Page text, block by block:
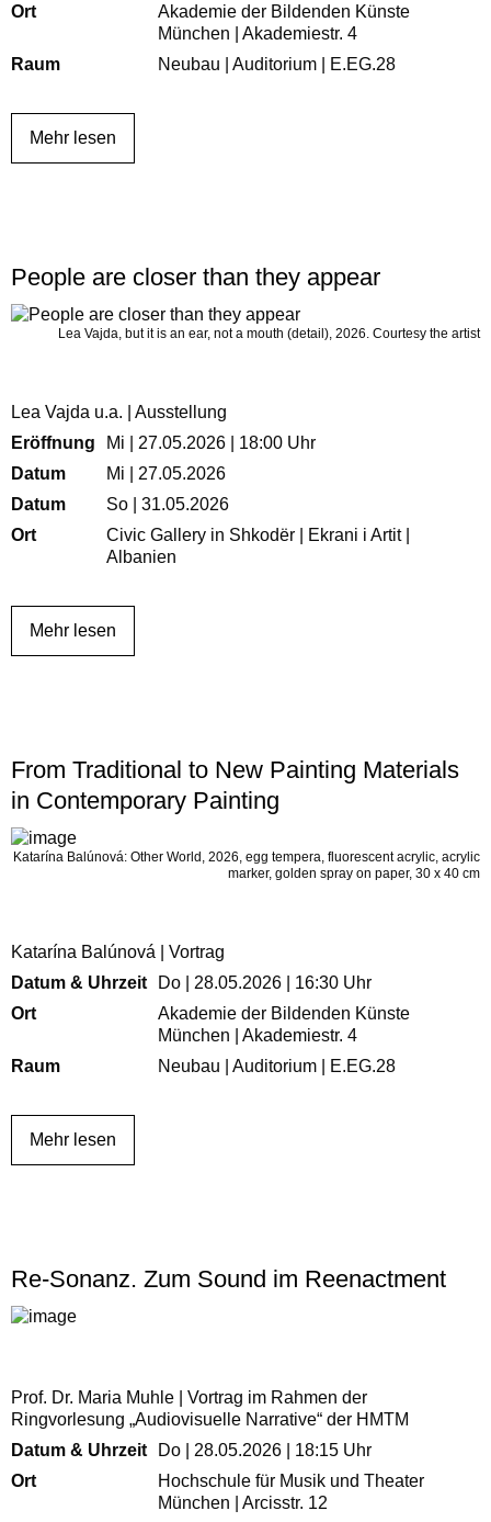
Ort
Akademie der Bildenden Künste
München | Akademiestr. 4
Raum
Neubau | Auditorium | E.EG.28
Mehr lesen
People are closer than they appear
Lea Vajda, but it is an ear, not a mouth (detail), 2026. Courtesy the artist
Lea Vajda u.a. | Ausstellung
Eröffnung
Mi | 27.05.2026 | 18:00 Uhr
Datum
Mi | 27.05.2026
Datum
So | 31.05.2026
Ort
Civic Gallery in Shkodër | Ekrani i Artit |
Albanien
Mehr lesen
From Traditional to New Painting Materials
in Contemporary Painting
Katarína Balúnová: Other World, 2026, egg tempera, fluorescent acrylic, acrylic
marker, golden spray on paper, 30 x 40 cm
Katarína Balúnová | Vortrag
Datum & Uhrzeit
Do | 28.05.2026 | 16:30 Uhr
Ort
Akademie der Bildenden Künste
München | Akademiestr. 4
Raum
Neubau | Auditorium | E.EG.28
Mehr lesen
Re-Sonanz. Zum Sound im Reenactment
Prof. Dr. Maria Muhle | Vortrag im Rahmen der
Ringvorlesung „Audiovisuelle Narrative“ der HMTM
Datum & Uhrzeit
Do | 28.05.2026 | 18:15 Uhr
Ort
Hochschule für Musik und Theater
München | Arcisstr. 12